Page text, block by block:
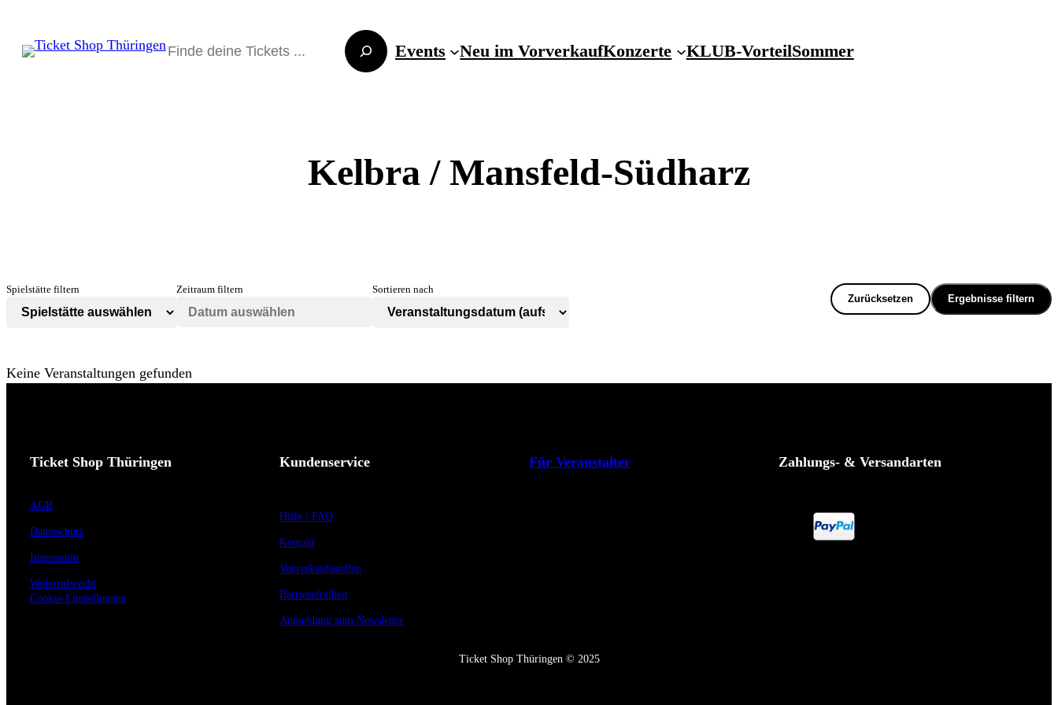
Inhalt
Events Neu im VorverkaufKonzerte KLUB-VorteilSommer
Kelbra / Mansfeld-Südharz
Spielstätte filtern Zeitraum filtern Sortieren nach
Zurücksetzen Ergebnisse filtern
Keine Veranstaltungen gefunden
Ticket Shop Thüringen
AGB
Datenschutz
Impressum
Widerrufsrecht
Cookie-Einstellungen
Kundenservice
Hilfe / FAQ
Kontakt
Vorverkaufsstellen
Barrierefreiheit
Anmeldung zum Newsletter
Für Veranstalter Zahlungs- & Versandarten
Ticket Shop Thüringen © 2025